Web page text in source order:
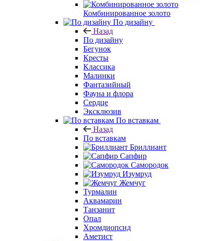
Комбинированное золото
По дизайну
Назад
По дизайну
Бегунок
Кресты
Классика
Малинки
Фантазийный
Фауна и флора
Сердце
Эксклюзив
По вставкам
Назад
По вставкам
Бриллиант
Сапфир
Самородок
Изумруд
Жемчуг
Турмалин
Аквамарин
Танзанит
Опал
Хромдиопсид
Аметист